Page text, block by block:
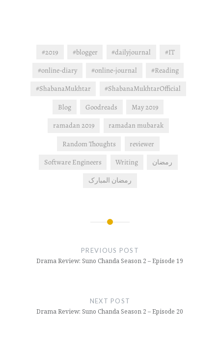
#2019 #blogger #dailyjournal
#IT
#online-diary
#online-journal
#Reading
#ShabanaMukhtar
#ShabanaMukhtarOfficial
Blog
Goodreads
May 2019
ramadan 2019
ramadan mubarak
Random Thoughts
reviewer
Software Engineers
Writing
رمضان
رمضان المبارک
PREVIOUS POST
Drama Review: Suno Chanda Season 2 – Episode 19
NEXT POST
Drama Review: Suno Chanda Season 2 – Episode 20